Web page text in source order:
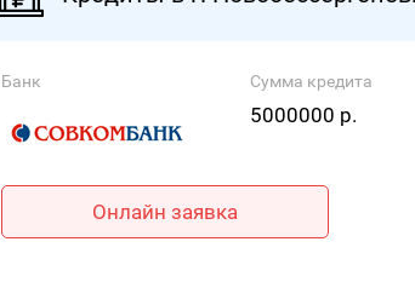
Банк Сумма кредита
5000000 р.
Онлайн заявка